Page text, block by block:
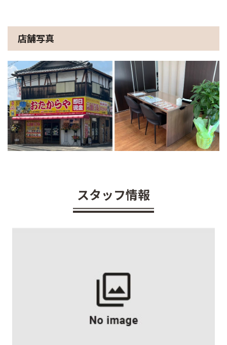
店舗写真
スタッフ情報